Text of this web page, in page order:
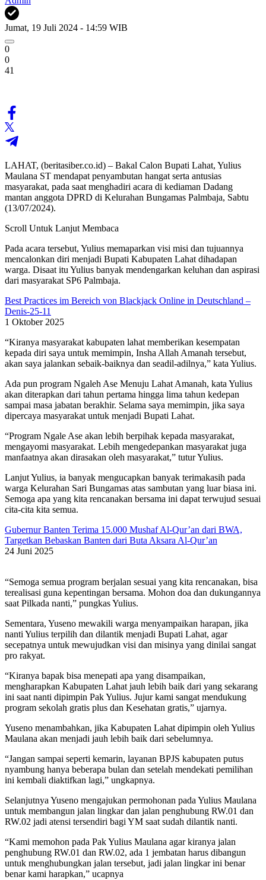
Jumat, 19 Juli 2024 - 14:59 WIB
0
0
41
LAHAT, (beritasiber.co.id) – Bakal Calon Bupati Lahat, Yulius
Maulana ST mendapat penyambutan hangat serta antusias
masyarakat, pada saat menghadiri acara di kediaman Dadang
mantan anggota DPRD di Kelurahan Bungamas Palmbaja, Sabtu
(13/07/2024).
Scroll Untuk Lanjut Membaca
Pada acara tersebut, Yulius memaparkan visi misi dan tujuannya
mencalonkan diri menjadi Bupati Kabupaten Lahat dihadapan
warga. Disaat itu Yulius banyak mendengarkan keluhan dan aspirasi
dari masyarakat SP6 Palmbaja.
Best Practices im Bereich von Blackjack Online in Deutschland –
Denis-25-11
1 Oktober 2025
“Kiranya masyarakat kabupaten lahat memberikan kesempatan
kepada diri saya untuk memimpin, Insha Allah Amanah tersebut,
akan saya jalankan sebaik-baiknya dan seadil-adilnya,” kata Yulius.
Ada pun program Ngaleh Ase Menuju Lahat Amanah, kata Yulius
akan diterapkan dari tahun pertama hingga lima tahun kedepan
sampai masa jabatan berakhir. Selama saya memimpin, jika saya
dipercaya masyarakat untuk menjadi Bupati Lahat.
“Program Ngale Ase akan lebih berpihak kepada masyarakat,
mengayomi masyarakat. Lebih mengedepankan masyarakat juga
manfaatnya akan dirasakan oleh masyarakat,” tutur Yulius.
Lanjut Yulius, ia banyak mengucapkan banyak terimakasih pada
warga Kelurahan Sari Bungamas atas sambutan yang luar biasa ini.
Semoga apa yang kita rencanakan bersama ini dapat terwujud sesuai
cita-cita kita semua.
Gubernur Banten Terima 15.000 Mushaf Al-Qur’an dari BWA,
Targetkan Bebaskan Banten dari Buta Aksara Al-Qur’an
24 Juni 2025
“Semoga semua program berjalan sesuai yang kita rencanakan, bisa
terealisasi guna kepentingan bersama. Mohon doa dan dukungannya
saat Pilkada nanti,” pungkas Yulius.
Sementara, Yuseno mewakili warga menyampaikan harapan, jika
nanti Yulius terpilih dan dilantik menjadi Bupati Lahat, agar
secepatnya untuk mewujudkan visi dan misinya yang dinilai sangat
pro rakyat.
“Kiranya bapak bisa menepati apa yang disampaikan,
mengharapkan Kabupaten Lahat jauh lebih baik dari yang sekarang
ini saat nanti dipimpin Pak Yulius. Jujur kami sangat mendukung
program sekolah gratis plus dan Kesehatan gratis,” ujarnya.
Yuseno menambahkan, jika Kabupaten Lahat dipimpin oleh Yulius
Maulana akan menjadi jauh lebih baik dari sebelumnya.
“Jangan sampai seperti kemarin, layanan BPJS kabupaten putus
nyambung hanya beberapa bulan dan setelah mendekati pemilihan
ini kembali diaktifkan lagi,” ungkapnya.
Selanjutnya Yuseno mengajukan permohonan pada Yulius Maulana
untuk membangun jalan lingkar dan jalan penghubung RW.01 dan
RW.02 jadi atensi tersendiri bagi YM saat sudah dilantik nanti.
“Kami memohon pada Pak Yulius Maulana agar kiranya jalan
penghubung RW.01 dan RW.02, ada 1 jembatan harus dibangun
untuk menghubungkan jalan tersebut, jadi jalan lingkar ini benar
benar kami harapkan,” ucapnya